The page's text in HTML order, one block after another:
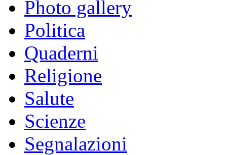
Photo gallery
Politica
Quaderni
Religione
Salute
Scienze
Segnalazioni